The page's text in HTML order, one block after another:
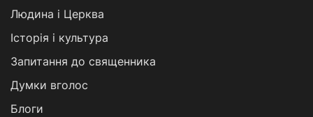
Людина і Церква
Історія і культура
Запитання до священника
Думки вголос
Блоги